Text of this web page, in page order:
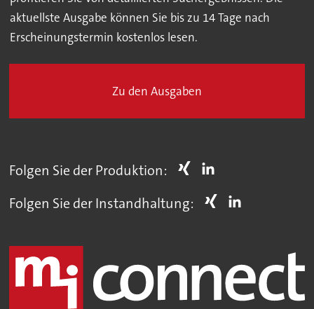
aktuellste Ausgabe können Sie bis zu 14 Tage nach
Erscheinungstermin kostenlos lesen.
Zu den Ausgaben
Folgen Sie der Produktion:
Folgen Sie der Instandhaltung: